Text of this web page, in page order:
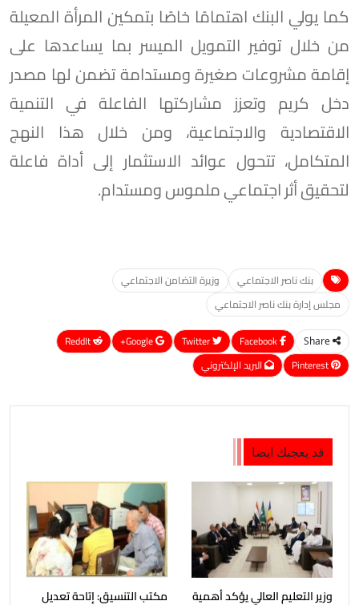
كما يولي البنك اهتمامًا خاصًا بتمكين المرأة المعيلة
من خلال توفير التمويل الميسر بما يساعدها على
إقامة مشروعات صغيرة ومستدامة تضمن لها مصدر
دخل كريم وتعزز مشاركتها الفاعلة في التنمية
الاقتصادية والاجتماعية، ومن خلال هذا النهج
المتكامل، تتحول عوائد الاستثمار إلى أداة فاعلة
لتحقيق أثر اجتماعي ملموس ومستدام.
بنك ناصر الاجتماعي
وزيرة التضامن الاجتماعي
مجلس إدارة بنك ناصر الاجتماعي
Share
Google+
ReddIt
Pinterest
البريد الإلكتروني
قد يعجبك ايضا
وزير التعليم العالي يؤكد أهمية
مكتب التنسيق: إتاحة تعديل